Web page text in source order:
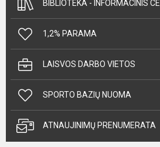
BIBLIOTEKA - INFORMACINIS
1,2% PARAMA
LAISVOS DARBO VIETOS
SPORTO BAZIŲ NUOMA
ATNAUJINIMŲ PRENUMERATA